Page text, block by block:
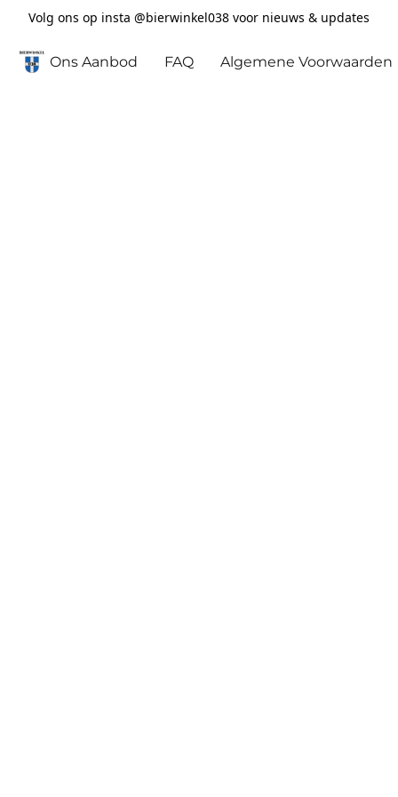
Volg ons op insta @bierwinkel038 voor nieuws & updates
Ons Aanbod FAQ Algemene Voorwaarden